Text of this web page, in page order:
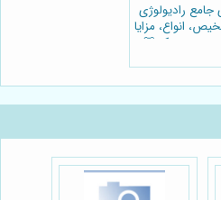
جامع رادیولوژی
انواع، مزایا
بهترین مرکز 🦷